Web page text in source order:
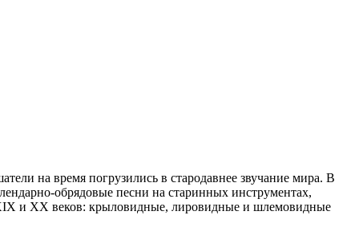
на время погрузились в стародавнее звучание мира. В
обрядовые песни на старинных инструментах,
и XX веков: крыловидные, лировидные и шлемовидные